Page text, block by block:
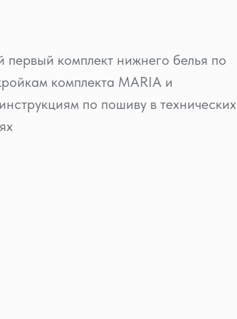
первый комплект нижнего белья по
комплекта MARIA и
по пошиву в технических